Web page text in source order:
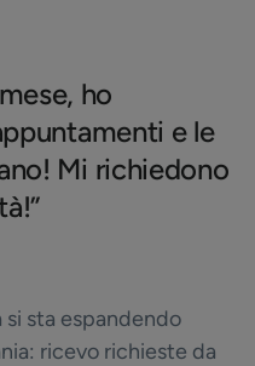
ho
e le
Mi richiedono
si sta espandendo
ricevo richieste da